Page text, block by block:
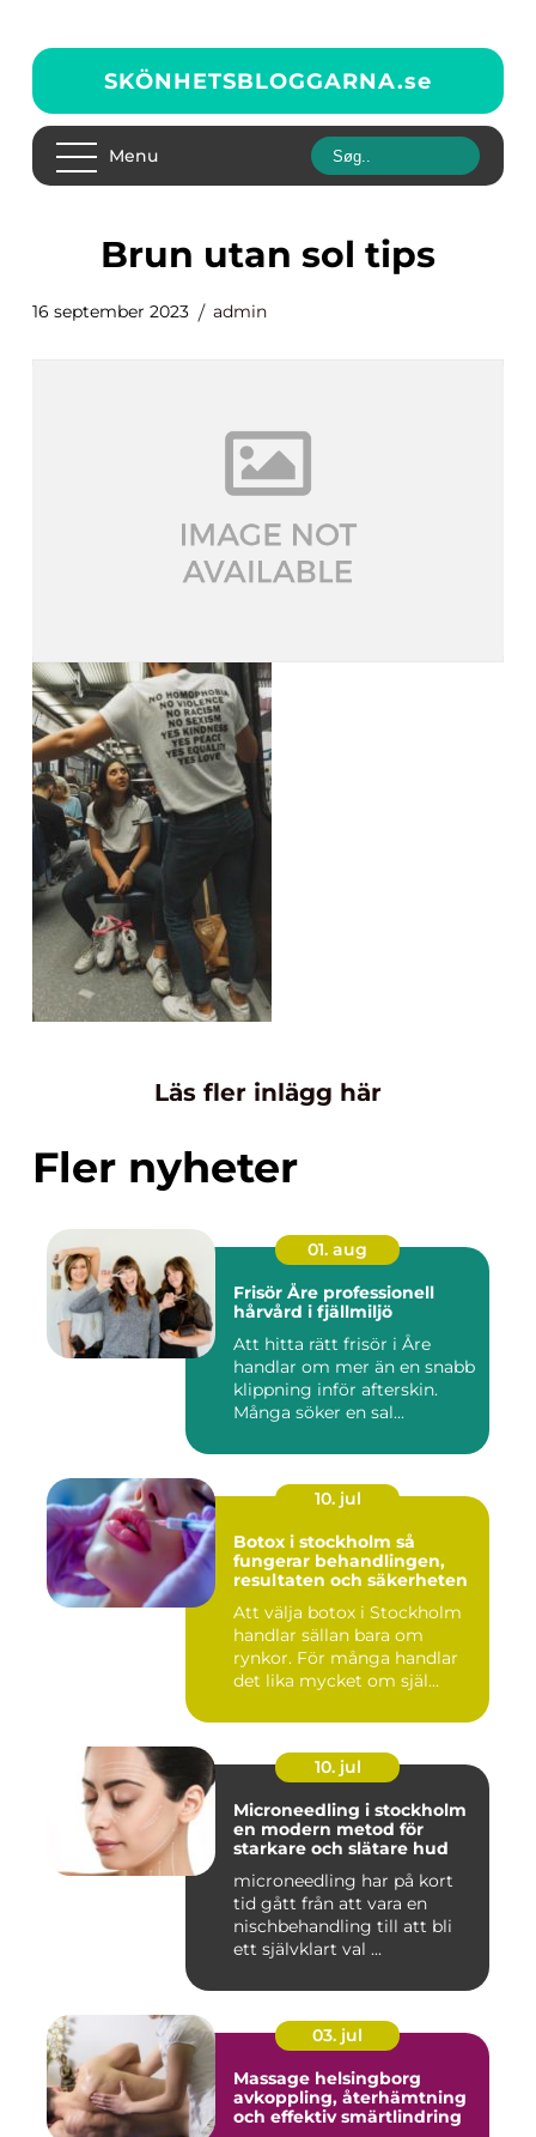
SKÖNHETSBLOGGARNA.se
Menu
brun utan sol tips
16 september 2023 admin
Läs fler inlägg här
Fler nyheter
01. aug
Frisör Åre professionell
hårvård i fjällmiljö
Att hitta rätt frisör i Åre
handlar om mer än en snabb
klippning inför afterskin.
Många söker en sal...
10. jul
Botox i stockholm så
fungerar behandlingen,
resultaten och säkerheten
Att välja botox i Stockholm
handlar sällan bara om
rynkor. För många handlar
det lika mycket om själ...
10. jul
Microneedling i stockholm
en modern metod för
starkare och slätare hud
microneedling har på kort
tid gått från att vara en
nischbehandling till att bli
ett självklart val ...
03. jul
Massage helsingborg
avkoppling, återhämtning
och effektiv smärtlindring